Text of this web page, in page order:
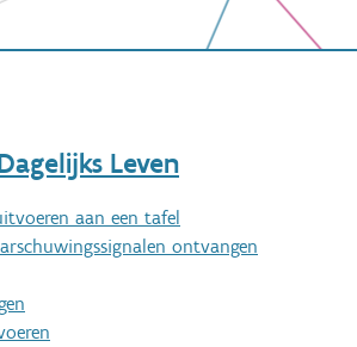
Leven
aan een tafel
ontvangen